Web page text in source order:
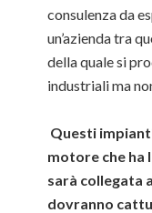
consulenza da
un’azienda tra
della quale si
industriali ma
Questi
motore che ha
sarà collegata
dovranno